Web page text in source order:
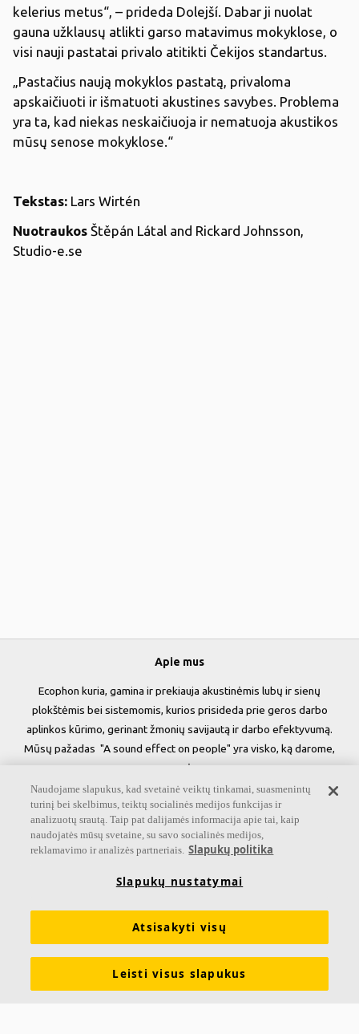
kelerius metus“, – prideda Dolejší. Dabar ji nuolat
gauna užklausų atlikti garso matavimus mokyklose, o
visi nauji pastatai privalo atitikti Čekijos standartus.
„Pastačius naują mokyklos pastatą, privaloma
apskaičiuoti ir išmatuoti akustines savybes. Problema
yra ta, kad niekas neskaičiuoja ir nematuoja akustikos
mūsų senose mokyklose.“
Tekstas: Lars Wirtén
Nuotraukos Štěpán Látal and Rickard Johnsson,
Studio-e.se
Apie mus
Ecophon kuria, gamina ir prekiauja akustinėmis lubų ir sienų
plokštėmis bei sistemomis, kurios prisideda prie geros darbo
aplinkos kūrimo, gerinant žmonių savijautą ir darbo efektyvumą.
Mūsų pažadas "A sound effect on people" yra visko, ką darome,
esmė.
Sekite mus
Nuorodos
Informacija apie Akustiką Produktai
Įrankiai ir paslaugos
Naudojame slapukus, kad svetainė veiktų tinkamai, suasmenintų
turinį bei skelbimus, teiktų socialinės medijos funkcijas ir
analizuotų srautą. Taip pat dalijamės informacija apie tai, kaip
naudojatės mūsų svetaine, su savo socialinės medijos,
reklamavimo ir analizės partneriais. Slapukų politika
Slapukų nustatymai
Atsisakyti visų
Leisti visus slapukus